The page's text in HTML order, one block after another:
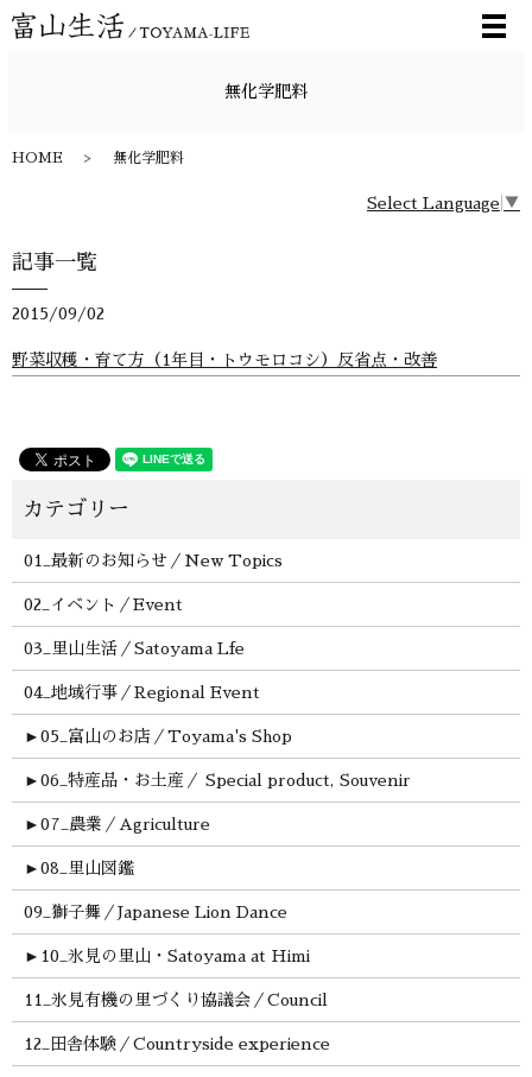
メ
無化学肥料
HOME 無化学肥料
Select Language ▼
記事一覧
2015/09/02
野菜収穫・育て方（1年目・トウモロコシ）反省点・改善
01_最新のお知らせ／New Topics
02_イベント／Event
03_里山生活／Satoyama Lfe
04_地域行事／Regional Event
► 05_富山のお店／Toyama's Shop
► 06_特産品・お土産／ Special product, Souvenir
► 07_農業／Agriculture
► 08_里山図鑑
09_獅子舞／Japanese Lion Dance
► 10_氷見の里山・Satoyama at Himi
11_氷見有機の里づくり協議会／Council
12_田舎体験／Countryside experience